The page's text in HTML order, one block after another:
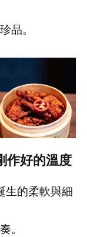
品。
作好的溫度
生的柔軟與細
。